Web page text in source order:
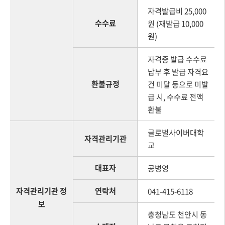
수수료
자격발급비 25,000
원 (재발급 10,000
원)
환불규정
자격증 발급 수수료
납부 후 발급 자격요
건 미달 등으로 미발
급 시, 수수료 전액
환불
자격관리기관 정
보
자격관리기관
글로벌사이버대학
교
대표자
공병영
연락처
041-415-6118
충청남도 천안시 동